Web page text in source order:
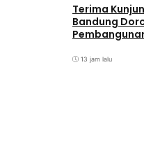
Terima
Bandung
13 jam lalu